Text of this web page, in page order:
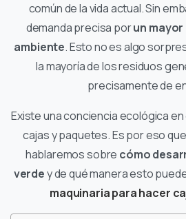
común de la vida actual. Sin
demanda precisa porun
ambiente. Esto no es algo
la mayoría de los residuos
precisamente de
Existe una conciencia ecológica
cajas y paquetes. Es por eso
hablaremos sobre cómo
verdey de qué manera esto
maquinaria para hacer